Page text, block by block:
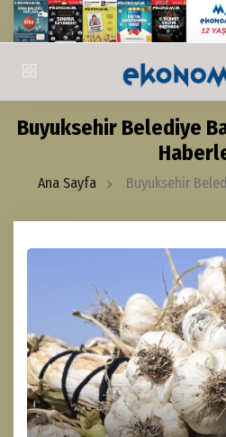
Buyuksehir Belediye
Ana Sayfa Buyuksehir